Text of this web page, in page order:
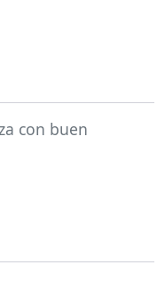
con buen